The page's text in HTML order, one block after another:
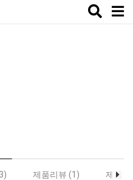
Toggle
제품리뷰 (1) 제품